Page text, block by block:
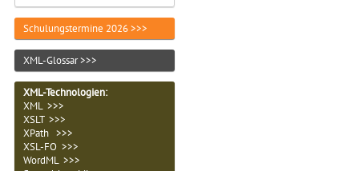
Schulungstermine 2026 >>>
XML-Glossar >>>
XML-Technologien:
XML >>>
XSLT >>>
XPath >>>
XSL-FO >>>
WordML >>>